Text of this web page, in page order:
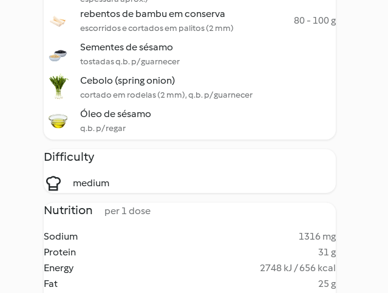
rebentos de bambu em conserva
escorridos e cortados em palitos (2 mm)
80 - 100 g
Sementes de sésamo
tostadas q.b. p/ guarnecer
Cebolo (spring onion)
cortado em rodelas (2 mm), q.b. p/ guarnecer
Óleo de sésamo
q.b. p/ regar
Difficulty
medium
Nutrition per 1 dose
Sodium
1316 mg
Protein
31 g
Energy
2748 kJ / 656 kcal
Fat
25 g